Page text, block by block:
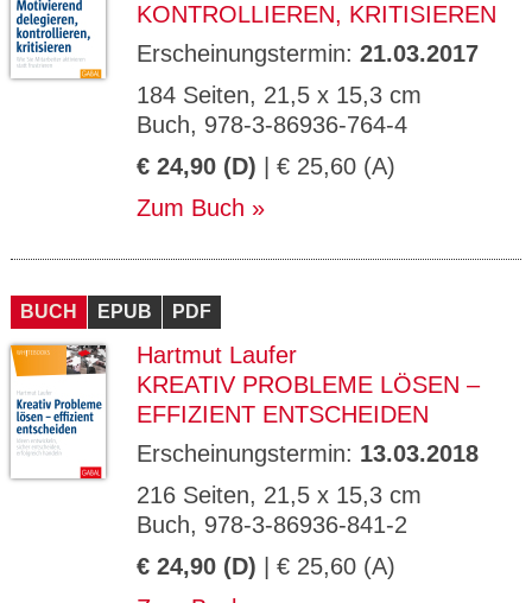
KONTROLLIEREN, KRITISIEREN
Erscheinungstermin: 21.03.2017
184 Seiten, 21,5 x 15,3 cm
Buch, 978-3-86936-764-4
€ 24,90 (D) | € 25,60 (A)
Zum Buch
BUCH EPUB PDF
Hartmut Laufer
KREATIV PROBLEME LÖSEN –
EFFIZIENT ENTSCHEIDEN
Erscheinungstermin: 13.03.2018
216 Seiten, 21,5 x 15,3 cm
Buch, 978-3-86936-841-2
€ 24,90 (D) | € 25,60 (A)